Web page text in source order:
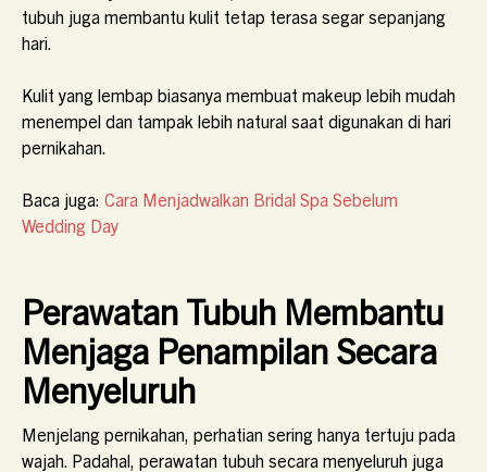
tubuh juga membantu kulit tetap terasa segar sepanjang
hari.
Kulit yang lembap biasanya membuat makeup lebih mudah
menempel dan tampak lebih natural saat digunakan di hari
pernikahan.
Baca juga: Cara Menjadwalkan Bridal Spa Sebelum
Wedding Day
Perawatan Tubuh Membantu
Menjaga Penampilan Secara
Menyeluruh
Menjelang pernikahan, perhatian sering hanya tertuju pada
wajah. Padahal, perawatan tubuh secara menyeluruh juga